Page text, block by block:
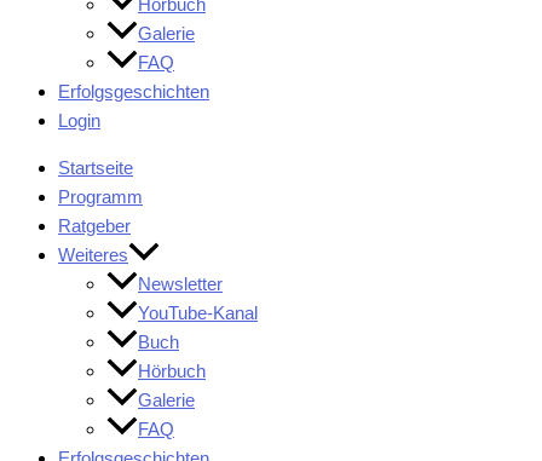
Galerie
FAQ
Erfolgsgeschichten
Login
Startseite
Programm
Ratgeber
Weiteres
Newsletter
YouTube-Kanal
Buch
Hörbuch
Galerie
FAQ